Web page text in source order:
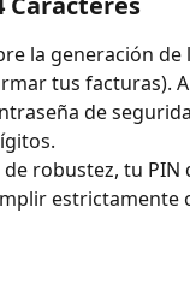
la generación de
tus facturas).
de
robustez, tu PIN
estrictamente